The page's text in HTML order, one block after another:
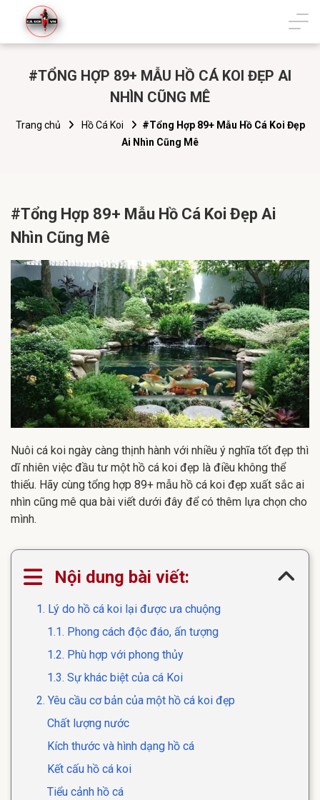
#TỔNG HỢP 89+ MẪU HỒ CÁ KOI ĐẸP AI
NHÌN CŨNG MÊ
Trang chủ Hồ Cá Koi
#Tổng Hợp 89+ Mẫu Hồ Cá Koi Đẹp
Ai Nhìn Cũng Mê
#Tổng Hợp 89+ Mẫu Hồ Cá Koi Đẹp Ai
Nhìn Cũng Mê
Nuôi cá koi ngày càng thịnh hành với nhiều ý nghĩa tốt đẹp thì
dĩ nhiên việc đầu tư một hồ cá koi đẹp là điều không thể
thiếu. Hãy cùng tổng hợp 89+ mẫu hồ cá koi đẹp xuất sắc ai
nhìn cũng mê qua bài viết dưới đây để có thêm lựa chọn cho
mình.
Nội dung bài viết:
1. Lý do hồ cá koi lại được ưa chuộng
1.1. Phong cách độc đáo, ấn tượng
1.2. Phù hợp với phong thủy
1.3. Sự khác biệt của cá Koi
2. Yêu cầu cơ bản của một hồ cá koi đẹp
Chất lượng nước
Kích thước và hình dạng hồ cá
Kết cấu hồ cá koi
Tiểu cảnh hồ cá